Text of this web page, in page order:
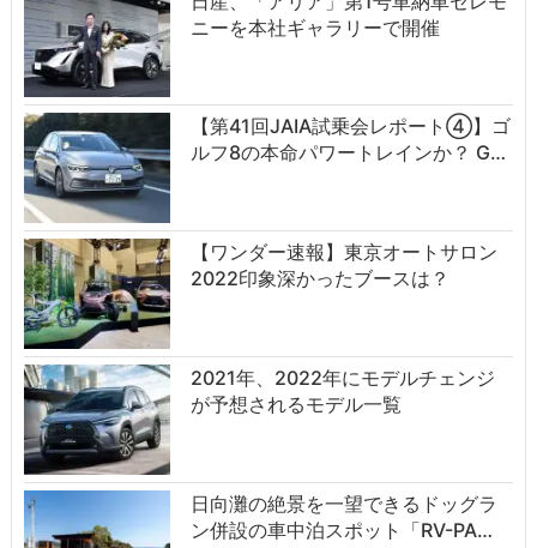
ニーを本社ギャラリーで開催
【第41回JAIA試乗会レポート④】ゴ
ルフ8の本命パワートレインか？ G…
【ワンダー速報】東京オートサロン
2022印象深かったブースは？
2021年、2022年にモデルチェンジ
が予想されるモデル一覧
日向灘の絶景を一望できるドッグラ
ン併設の車中泊スポット「RV-PA…